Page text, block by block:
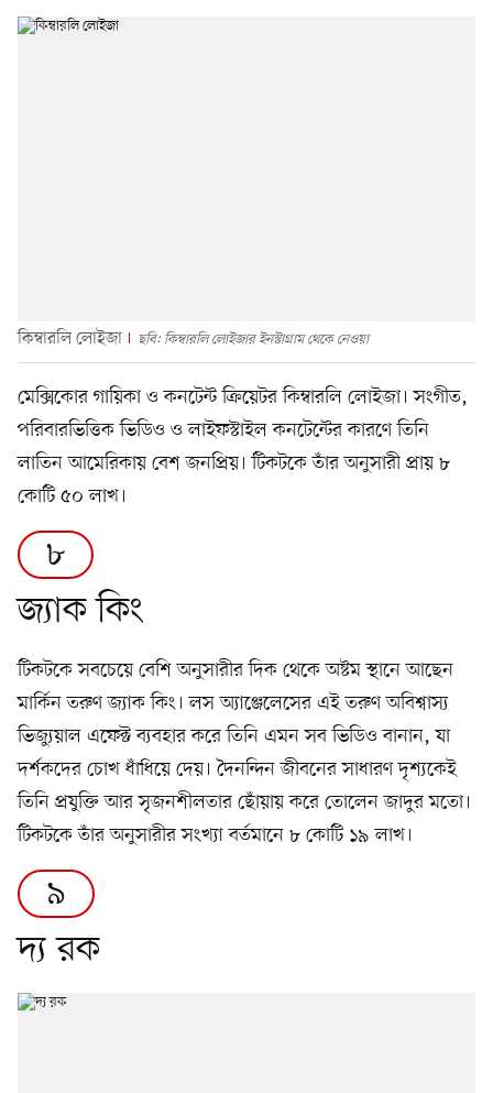
কিম্বারলি লোইজা ছবি: কিম্বারলি লোইজার ইনস্টাগ্রাম থেকে নেওয়া
মেক্সিকোর গায়িকা ও কনটেন্ট ক্রিয়েটর কিম্বারলি লোইজা। সংগীত,
পরিবারভিত্তিক ভিডিও ও লাইফস্টাইল কনটেন্টের কারণে তিনি
লাতিন আমেরিকায় বেশ জনপ্রিয়। টিকটকে তাঁর অনুসারী প্রায় ৮
কোটি ৫০ লাখ।
৮
জ্যাক কিং
টিকটকে সবচেয়ে বেশি অনুসারীর দিক থেকে অষ্টম স্থানে আছেন
মার্কিন তরুণ জ্যাক কিং। লস অ্যাঞ্জেলেসের এই তরুণ অবিশ্বাস্য
ভিজ্যুয়াল এফেক্ট ব্যবহার করে তিনি এমন সব ভিডিও বানান, যা
দর্শকদের চোখ ধাঁধিয়ে দেয়। দৈনন্দিন জীবনের সাধারণ দৃশ্যকেই
তিনি প্রযুক্তি আর সৃজনশীলতার ছোঁয়ায় করে তোলেন জাদুর মতো।
টিকটকে তাঁর অনুসারীর সংখ্যা বর্তমানে ৮ কোটি ১৯ লাখ।
৯
দ্য রক